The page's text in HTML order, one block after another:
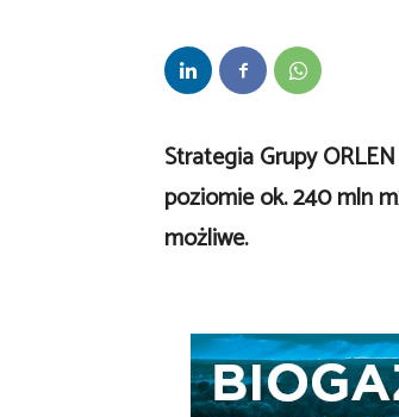
Strategia Grupy
poziomie ok. 240 mln
możliwe.